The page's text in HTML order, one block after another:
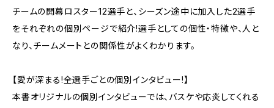
チームの開幕ロスター12選手と、シーズン途中に加入した2選手
をそれぞれの個別ページで紹介!選手としての個性・特徴や、人と
なり、チームメートとの関係性がよくわかります。
【愛が深まる!全選手ごとの個別インタビュー!】
本書オリジナルの個別インタビューでは、バスケや応炎してくれる